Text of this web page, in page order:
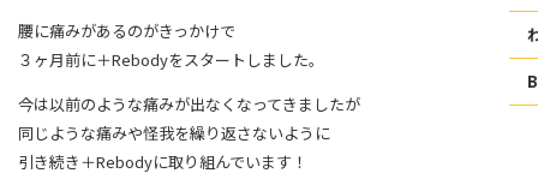
腰に痛みがあるのがきっかけで
３ヶ月前に＋Rebodyをスタートしました。
今は以前のような痛みが出なくなってきましたが
同じような痛みや怪我を繰り返さないように
引き続き＋Rebodyに取り組んでいます！